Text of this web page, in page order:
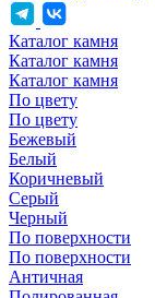
Каталог камня
Каталог камня
Каталог камня
По цвету
По цвету
Бежевый
Белый
Коричневый
Серый
Черный
По поверхности
По поверхности
Античная